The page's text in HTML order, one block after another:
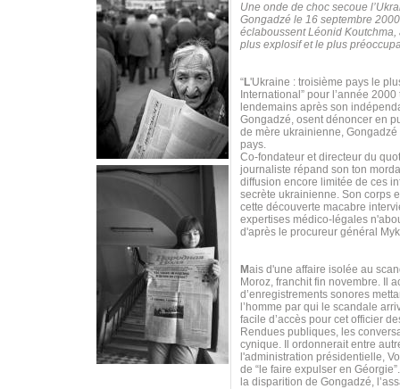
Une onde de choc secoue
Gongadzé le 16 septembre
éclaboussent Léonid
plus explosif et le plus
“L'Ukraine : troisième pays le
International” pour l’année
lendemains après son
Gongadzé, osent dénoncer en
de mère ukrainienne, Gongadzé
pays.
Co-fondateur et directeur du
journaliste répand son ton
diffusion encore limitée de ces
secrète ukrainienne. Son corps
cette découverte macabre
expertises médico-légales
d'après le procureur général
Mais d'une affaire isolée au
Moroz, franchit fin novembre. Il
d’enregistrements sonores
l’homme par qui le scandale
facile d’accès pour cet officier
Rendues publiques, les
cynique. Il ordonnerait entre
l'administration présidentielle,
de “le faire expulser en
la disparition de Gongadzé,